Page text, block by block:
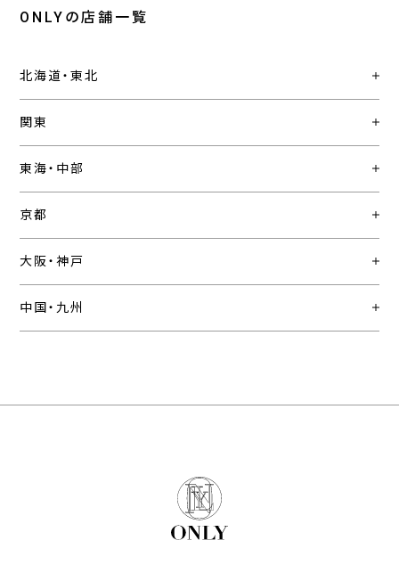
ONLYの店舗一覧
北海道・東北
関東
東海・中部
京都
大阪・神戸
中国・九州